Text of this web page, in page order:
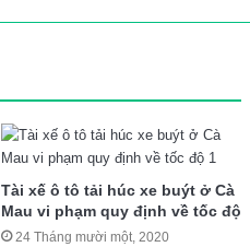
Tài xế ô tô tải húc xe buýt ở Cà
Mau vi phạm quy định về tốc độ
24 Tháng mười một, 2020